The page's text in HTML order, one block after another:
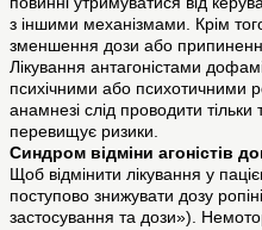
з іншими механізмами. Крім
зменшення дози або
Лікування антагоністами
психічними або психотичними
анамнезі слід проводити тільки
перевищує ризики.
Синдром відміни агоністів
Щоб відмінити лікування у
поступово знижувати дозу
застосування та дози»).